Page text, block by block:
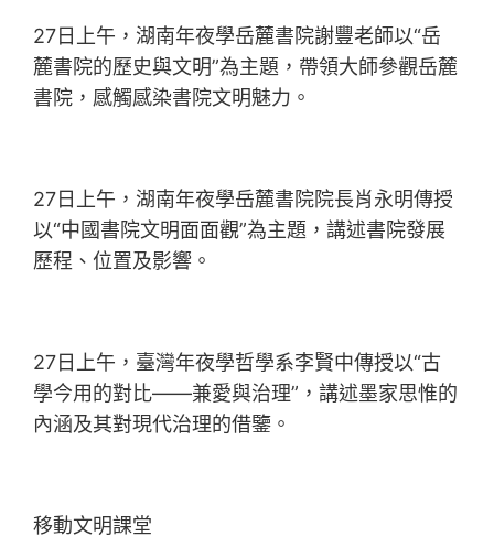
27日上午，湖南年夜學岳麓書院謝豐老師以“岳
麓書院的歷史與文明”為主題，帶領大師參觀岳麓
書院，感觸感染書院文明魅力。
27日上午，湖南年夜學岳麓書院院長肖永明傳授
以“中國書院文明面面觀”為主題，講述書院發展
歷程、位置及影響。
27日上午，臺灣年夜學哲學系李賢中傳授以“古
學今用的對比——兼愛與治理”，講述墨家思惟的
內涵及其對現代治理的借鑒。
移動文明課堂